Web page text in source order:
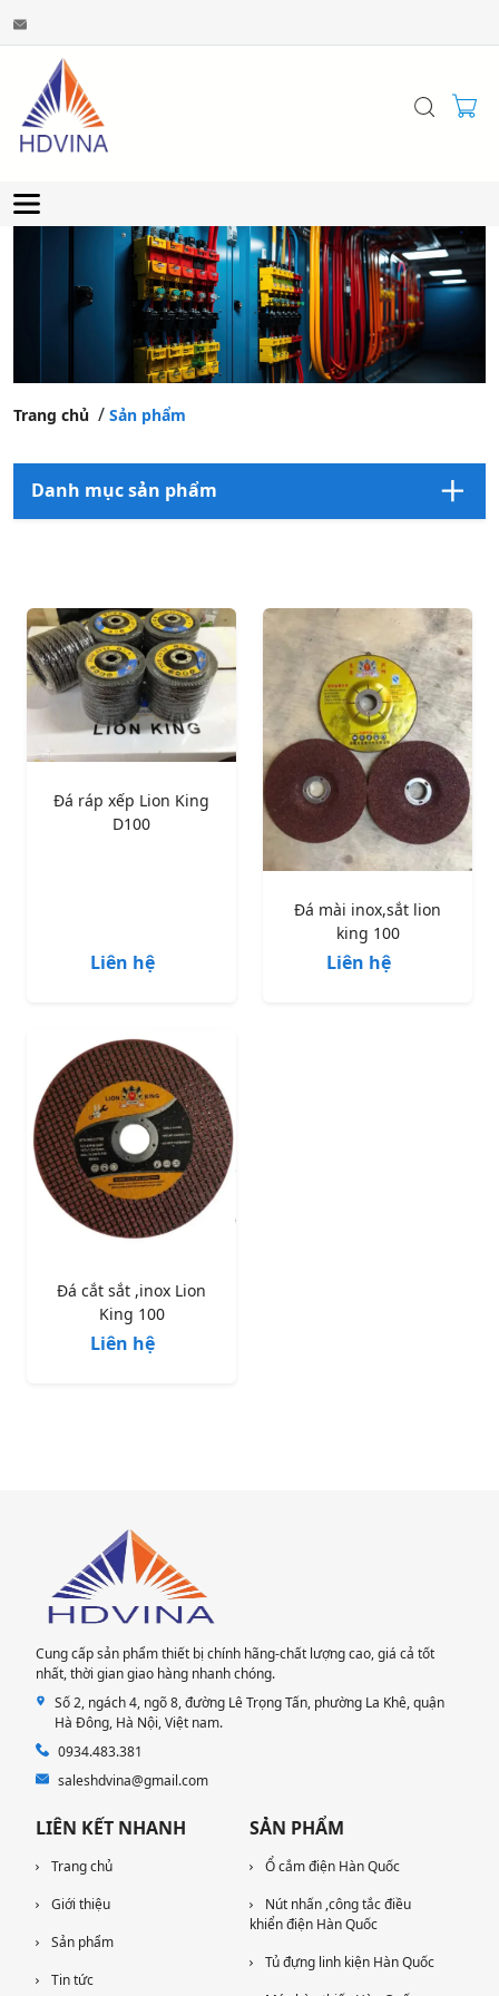
Trang chủ Sản phẩm
Danh mục sản phẩm
Đá ráp xếp Lion King
D100
Liên hệ
Đá mài inox,sắt lion
king 100
Liên hệ
Đá cắt sắt ,inox Lion
King 100
Liên hệ
Cung cấp sản phẩm thiết bị chính hãng-chất lượng cao, giá cả tốt
nhất, thời gian giao hàng nhanh chóng.
Số 2, ngách 4, ngõ 8, đường Lê Trọng Tấn, phường La Khê, quận
Hà Đông, Hà Nội​, Việt nam.
0934.483.381
saleshdvina@gmail.com
LIÊN KẾT NHANH
Trang chủ
Giới thiệu
Sản phẩm
Tin tức
SẢN PHẨM
Ổ cắm điện Hàn Quốc
Nút nhấn ,công tắc điều
khiển điện Hàn Quốc
Tủ đựng linh kiện Hàn Quốc